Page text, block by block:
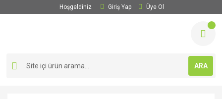
Hoşgeldiniz Giriş Yap Üye Ol
ARA